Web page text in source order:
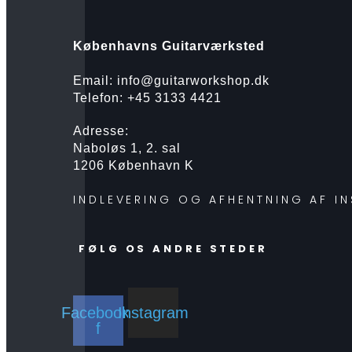
Københavns Guitarværksted
Email: info@guitarworkshop.dk
Telefon: +45 3133 4421
Adresse:
Naboløs 1, 2. sal
1206 København K
INDLEVERING OG AFHENTNING AF
FØLG OS ANDRE STEDER
Facebook-
f
Instagram